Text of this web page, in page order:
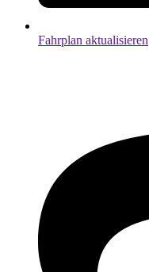
Fahrplan aktualisieren